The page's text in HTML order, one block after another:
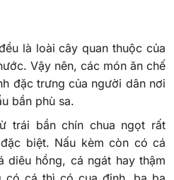
là loài cây quan thuộc của
Vậy nên, các món ăn chế
đặc trưng của người dân nơi
bần phù sa.
trái bần chín chua ngọt rất
biệt. Nấu kèm còn có cá
diêu hồng, cá ngát hay thậm